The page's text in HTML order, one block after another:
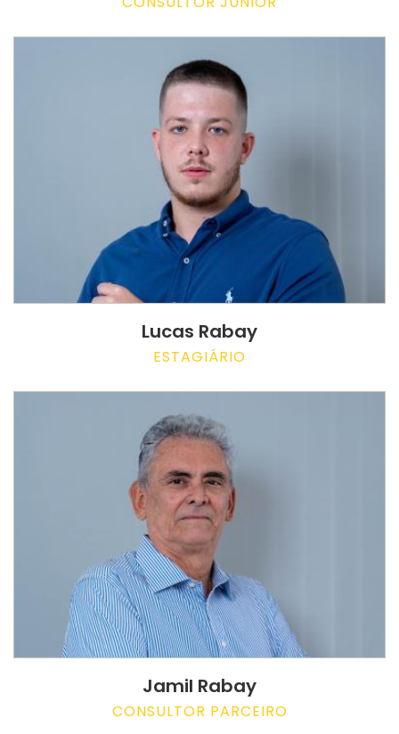
Lucas Rabay
ESTAGIÁRIO
Jamil Rabay
CONSULTOR PARCEIRO